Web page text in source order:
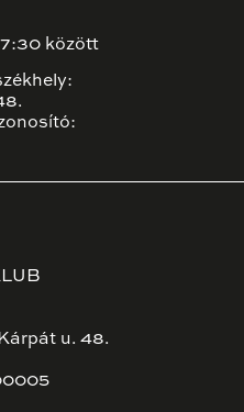
között
u. 48.